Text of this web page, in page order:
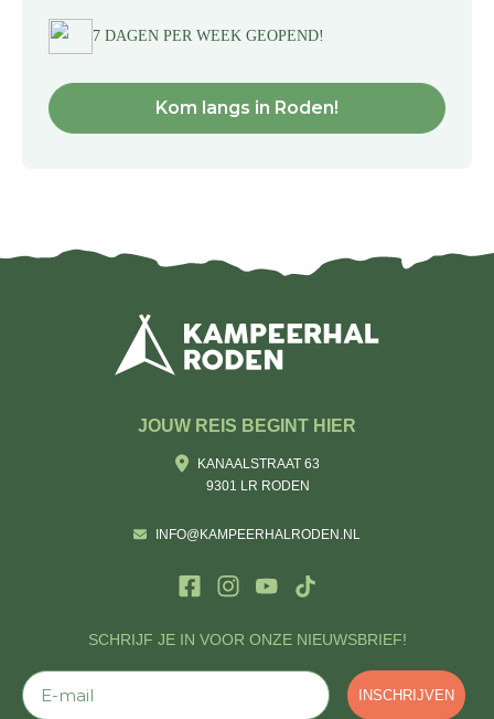
7 DAGEN PER WEEK GEOPEND!
Kom langs in Roden!
SCHRIJF JE IN VOOR ONZE NIEUWSBRIEF!
E-mail
INSCHRIJVEN
JOUW REIS BEGINT HIER
KANAALSTRAAT 63
9301 LR RODEN
INFO@KAMPEERHALRODEN.NL